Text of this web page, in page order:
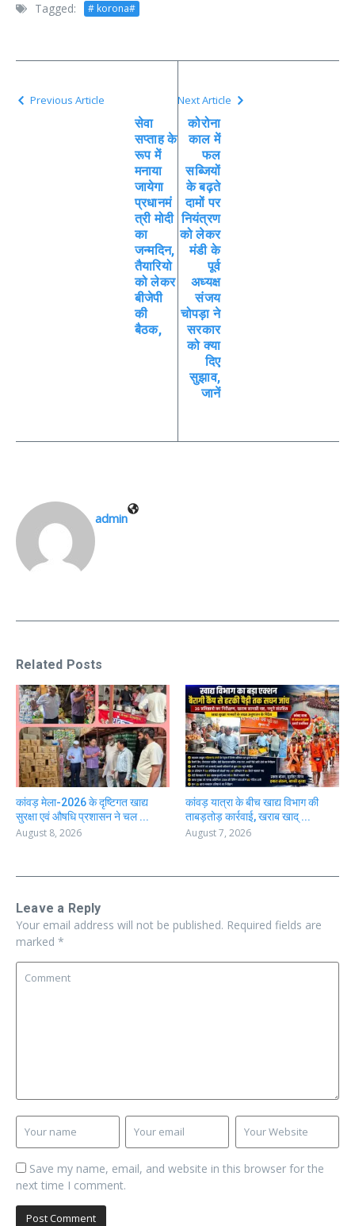
Tagged: # korona#
Previous Article
सेवा
सप्ताह के
रूप में
मनाया
जायेगा
प्रधानमं
त्री मोदी
का
जन्मदिन,
तैयारियो
को लेकर
बीजेपी
की
बैठक,
Next Article
कोरोना
काल में
फल
सब्जियों
के बढ़ते
दामों पर
नियंत्रण
को लेकर
मंडी के
पूर्व
अध्यक्ष
संजय
चोपड़ा ने
सरकार
को क्या
दिए
सुझाव,
जानें
admin
Related Posts
कांवड़ मेला-2026 के दृष्टिगत खाद्य
सुरक्षा एवं औषधि प्रशासन ने चल ...
August 8, 2026
कांवड़ यात्रा के बीच खाद्य विभाग की
ताबड़तोड़ कार्रवाई, खराब खाद् ...
August 7, 2026
Leave a Reply
Your email address will not be published. Required fields are
marked *
Save my name, email, and website in this browser for the
next time I comment.